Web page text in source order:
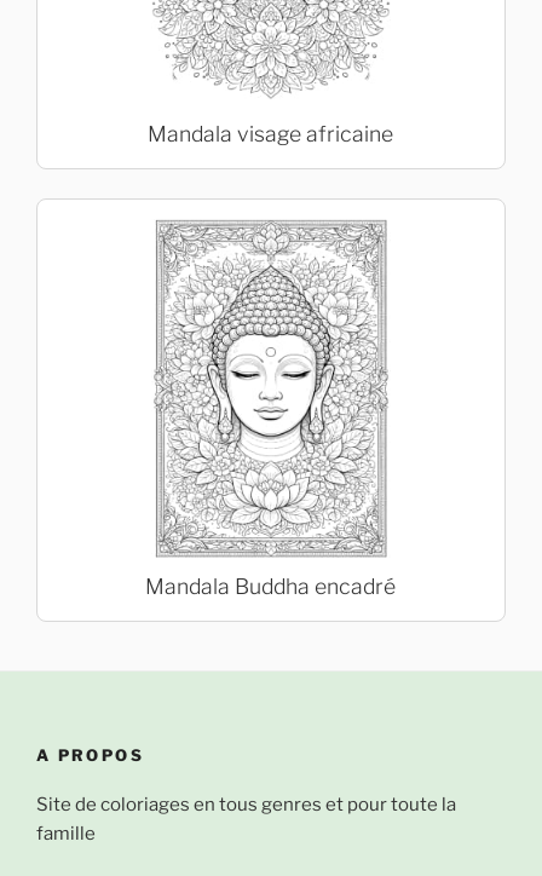
Mandala visage africaine
Mandala Buddha encadré
A PROPOS
Site de coloriages en tous genres et pour toute la
famille